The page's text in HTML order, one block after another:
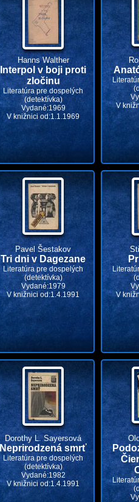
Hanns Walther
Interpol v boji proti
zločinu
Literatúra pre dospelých
(detektívka)
Vydané:1969
V knižnici od:1.1.1969
V
Pavel Šestakov
Tri dni v Dagezane
Literatúra pre dospelých
(detektívka)
Vydané:1979
V knižnici od:1.4.1991
V
Dorothy L. Sayersová
Neprirodzená smrť
Literatúra pre dospelých
(detektívka)
Vydané:1982
V knižnici od:1.4.1991